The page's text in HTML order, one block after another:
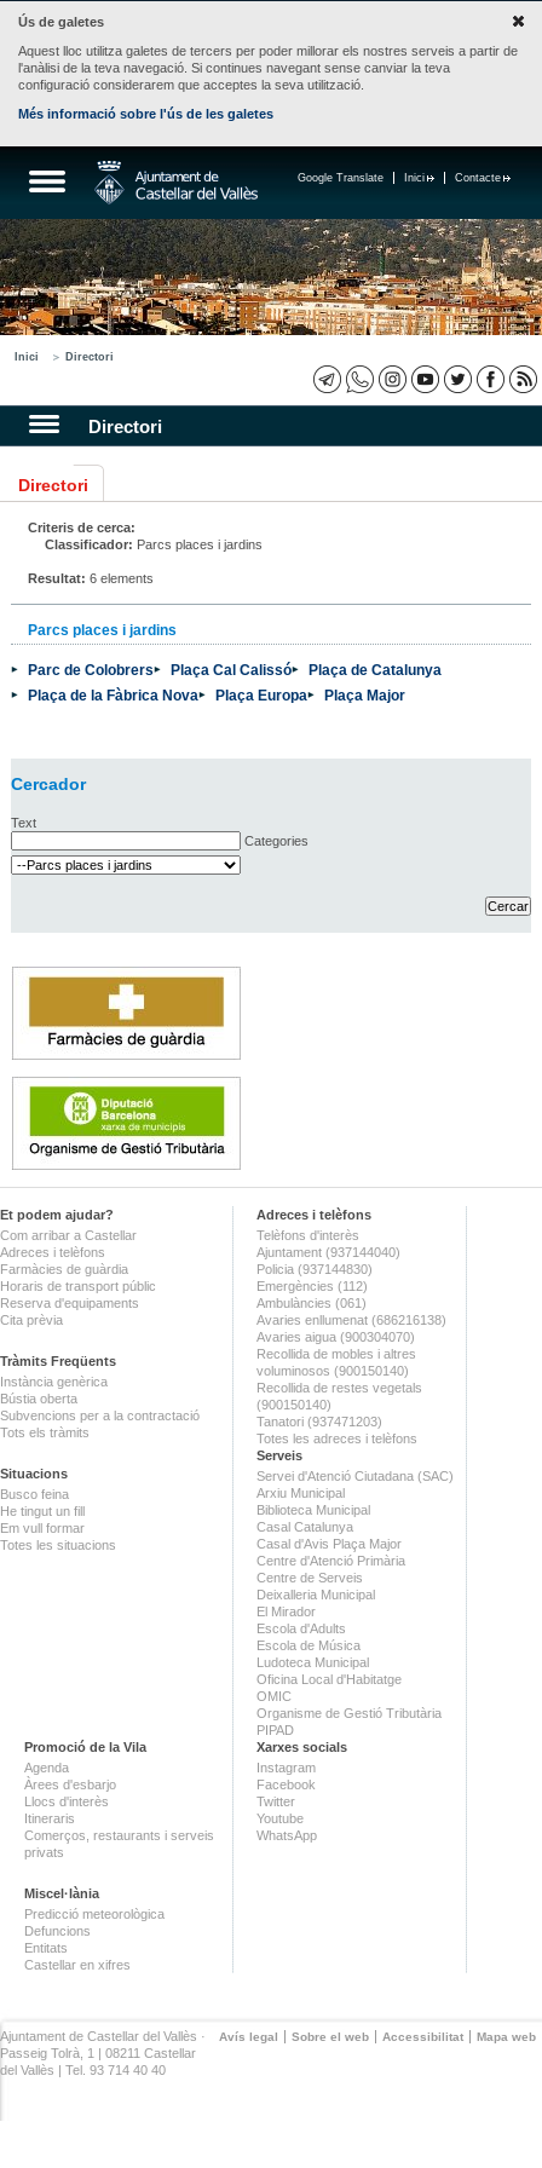
Ús de galetes
Aquest lloc utilitza galetes de tercers per poder millorar els nostres serveis a partir de
l'anàlisi de la teva navegació. Si continues navegant sense canviar la teva
configuració considerarem que acceptes la seva utilització.
Més informació sobre l'ús de les galetes
Contacte
Inici
Google Translate
Inici Directori
Directori
Directori
Criteris de cerca:
Classificador: Parcs places i jardins
Resultat: 6 elements
Parcs places i jardins
Parc de Colobrers Plaça Cal Calissó
Plaça de Catalunya
Plaça de la Fàbrica Nova
Plaça Europa Plaça Major
Cercador
Text
Categories
Et podem ajudar?
Com arribar a Castellar
Adreces i telèfons
Farmàcies de guàrdia
Horaris de transport públic
Reserva d'equipaments
Cita prèvia
Tràmits Freqüents
Instància genèrica
Bústia oberta
Subvencions per a la contractació
Tots els tràmits
Situacions
Busco feina
He tingut un fill
Em vull formar
Totes les situacions
Adreces i telèfons
Telèfons d'interès
Ajuntament (937144040)
Policia (937144830)
Emergències (112)
Ambulàncies (061)
Avaries enllumenat (686216138)
Avaries aigua (900304070)
Recollida de mobles i altres
voluminosos (900150140)
Recollida de restes vegetals
(900150140)
Tanatori (937471203)
Totes les adreces i telèfons
Serveis
Servei d'Atenció Ciutadana (SAC)
Arxiu Municipal
Biblioteca Municipal
Casal Catalunya
Casal d'Avis Plaça Major
Centre d'Atenció Primària
Centre de Serveis
Deixalleria Municipal
El Mirador
Escola d'Adults
Escola de Música
Ludoteca Municipal
Oficina Local d'Habitatge
OMIC
Organisme de Gestió Tributària
PIPAD
Promoció de la Vila
Agenda
Àrees d'esbarjo
Llocs d'interès
Itineraris
Comerços, restaurants i serveis
privats
Miscel·lània
Predicció meteorològica
Defuncions
Entitats
Castellar en xifres
Xarxes socials
Instagram
Facebook
Twitter
Youtube
WhatsApp
Avís legal Sobre el web Accessibilitat Mapa web
Ajuntament de Castellar del Vallès ·
Passeig Tolrà, 1 | 08211 Castellar
del Vallès | Tel. 93 714 40 40